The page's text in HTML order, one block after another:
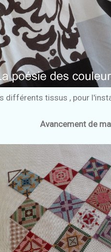
différents tissus , pour
Avancement de